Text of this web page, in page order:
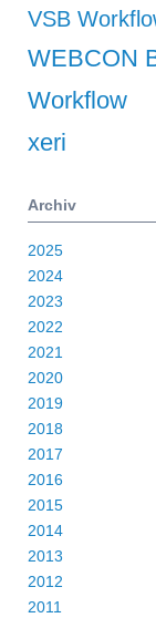
VSB
WEBCON
Workflow
xeri
Archiv
2025
2024
2023
2022
2021
2020
2019
2018
2017
2016
2015
2014
2013
2012
2011